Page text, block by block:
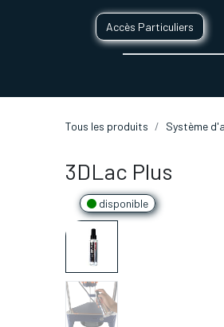
Accès Particuliers
Tous les produits Système
3DLac Plus
disponible